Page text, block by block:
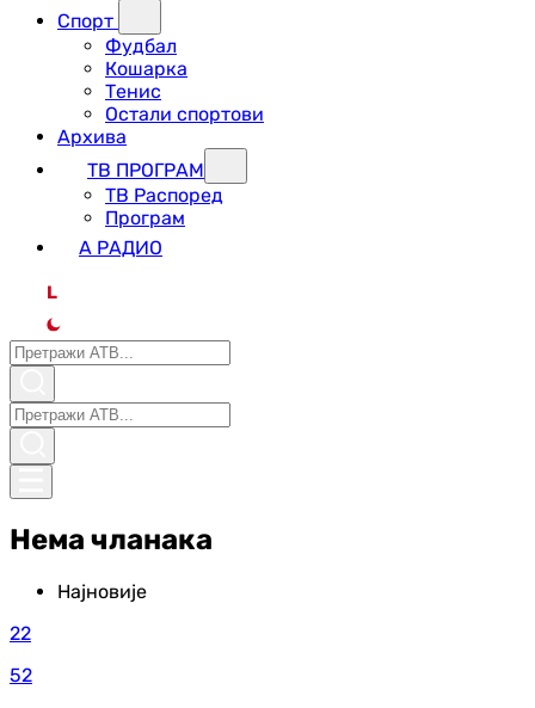
Спорт
Фудбал
Кошарка
Тенис
Остали спортови
Архива
ТВ ПРОГРАМ
ТВ Распоред
Програм
А РАДИО
L
Нема чланака
Најновије
22
52